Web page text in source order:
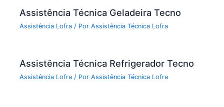
Assistência Técnica Geladeira Tecno
Assistência Lofra / PorAssistência Técnica Lofra
Assistência Técnica Refrigerador Tecno
Assistência Lofra / PorAssistência Técnica Lofra